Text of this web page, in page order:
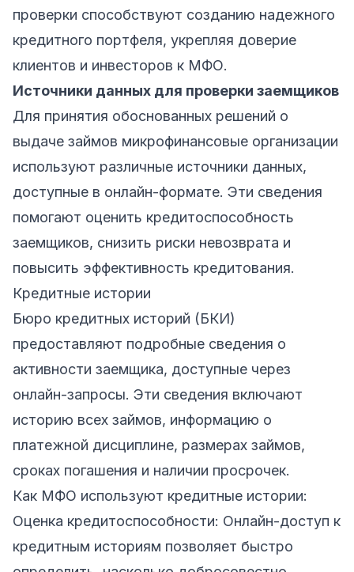
проверки способствуют созданию надежного
кредитного портфеля, укрепляя доверие
клиентов и инвесторов к МФО.
Источники данных для проверки заемщиков
Для принятия обоснованных решений о
выдаче займов микрофинансовые организации
используют различные источники данных,
доступные в онлайн-формате. Эти сведения
помогают оценить кредитоспособность
заемщиков, снизить риски невозврата и
повысить эффективность кредитования.
Кредитные истории
Бюро кредитных историй (БКИ)
предоставляют подробные сведения о
активности заемщика, доступные через
онлайн-запросы. Эти сведения включают
историю всех займов, информацию о
платежной дисциплине, размерах займов,
сроках погашения и наличии просрочек.
Как МФО используют кредитные истории:
Оценка кредитоспособности: Онлайн-доступ к
кредитным историям позволяет быстро